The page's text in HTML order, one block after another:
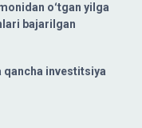
oʻtgan yilga
bajarilgan
qancha investitsiya